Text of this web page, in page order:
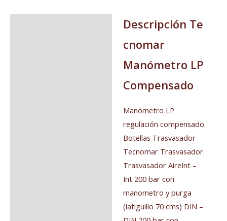
Descripción Te
cnomar
Manómetro LP
Compensado
Manómetro LP
regulación compensado.
Botellas Trasvasador
Tecnomar Trasvasador.
Trasvasador AireInt –
Int 200 bar con
manometro y purga
(latiguillo 70 cms) DIN –